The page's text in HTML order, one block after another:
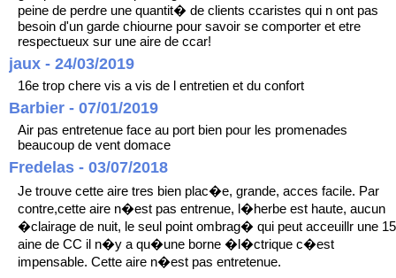
peine de perdre une quantit� de clients ccaristes qui n ont pas
besoin d'un garde chiourne pour savoir se comporter et etre
respectueux sur une aire de ccar!
jaux - 24/03/2019
16e trop chere vis a vis de l entretien et du confort
Barbier - 07/01/2019
Air pas entretenue face au port bien pour les promenades
beaucoup de vent domace
Fredelas - 03/07/2018
Je trouve cette aire tres bien plac�e, grande, acces facile. Par
contre,cette aire n�est pas entrenue, l�herbe est haute, aucun
�clairage de nuit, le seul point ombrag� qui peut acceuillr une 15
aine de CC il n�y a qu�une borne �l�ctrique c�est
impensable. Cette aire n�est pas entretenue.